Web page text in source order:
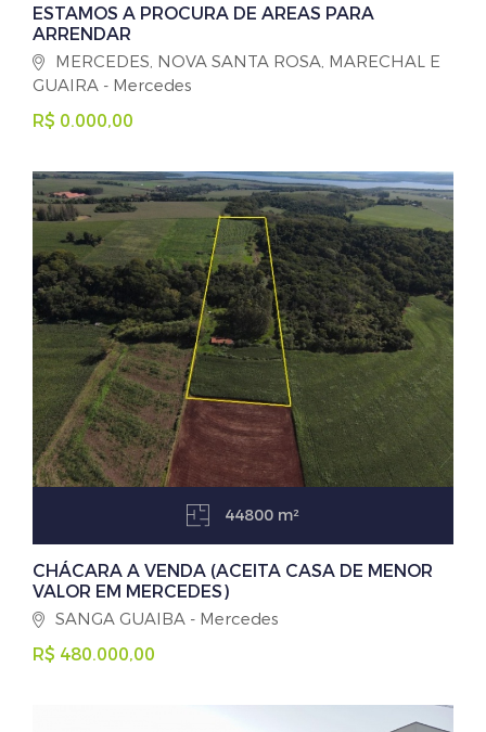
ESTAMOS A PROCURA DE AREAS PARA
ARRENDAR
MERCEDES, NOVA SANTA ROSA, MARECHAL E
GUAIRA - Mercedes
R$ 0.000,00
44800 m²
CHÁCARA A VENDA (ACEITA CASA DE MENOR
VALOR EM MERCEDES)
SANGA GUAIBA - Mercedes
R$ 480.000,00